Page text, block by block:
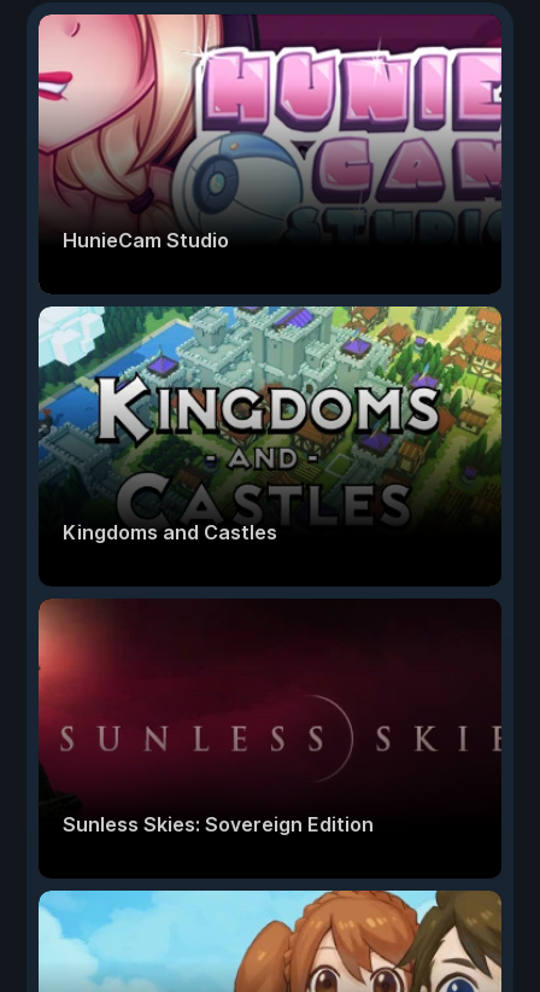
HunieCam Studio
Kingdoms and Castles
Sunless Skies: Sovereign Edition